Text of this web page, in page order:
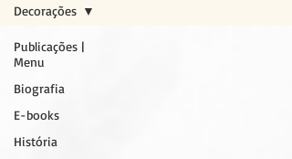
Publicações |
Menu
Biografia
E-books
História
Decorações